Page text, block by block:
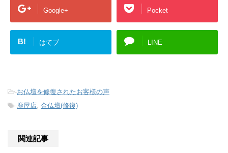
Google+ Pocket
B! はてブ LINE
-お仏壇を修復されたお客様の声
-鹿屋店, 金仏壇(修復)
関連記事